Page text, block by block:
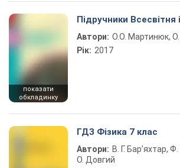
показати
обкладинку
Підручники Всесвітня
Автори: О.О. Мартинюк, О.
Рік: 2017
ГДЗ Фізика 7 клас
Автори: В. Г. Бар’яхтар,
О. Довгий